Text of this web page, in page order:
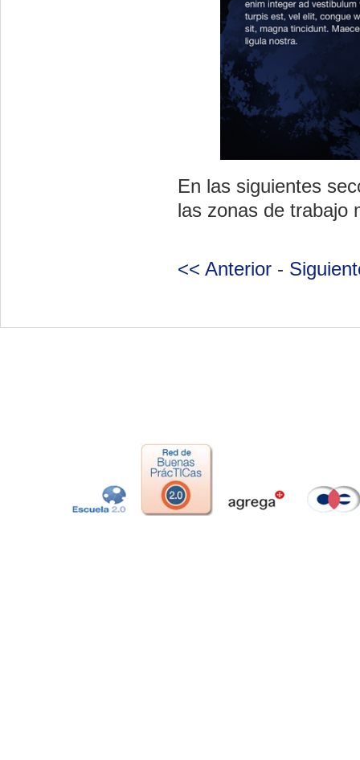
En las siguientes
las zonas de trabajo
<< Anterior -